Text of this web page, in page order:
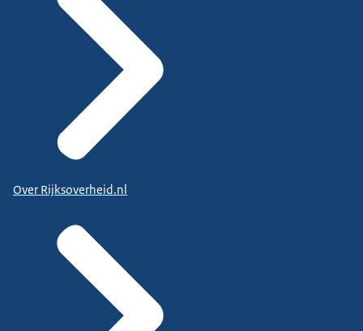
Over Rijksoverheid.nl